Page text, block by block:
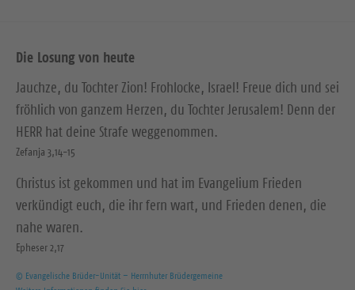
Die Losung von heute
Jauchze, du Tochter Zion! Frohlocke, Israel! Freue dich und sei
fröhlich von ganzem Herzen, du Tochter Jerusalem! Denn der
HERR hat deine Strafe weggenommen.
Zefanja 3,14-15
Christus ist gekommen und hat im Evangelium Frieden
verkündigt euch, die ihr fern wart, und Frieden denen, die
nahe waren.
Epheser 2,17
© Evangelische Brüder-Unität – Herrnhuter Brüdergemeine